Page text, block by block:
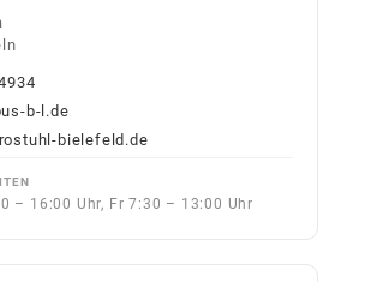
b-l.de
bielefeld.de
– 16:00 Uhr, Fr 7:30 – 13:00 Uhr